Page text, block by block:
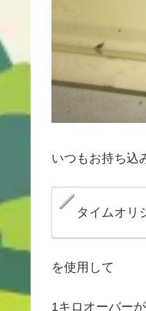
いつもお持ち込
タイムオ
を使用して
1キロオーバー